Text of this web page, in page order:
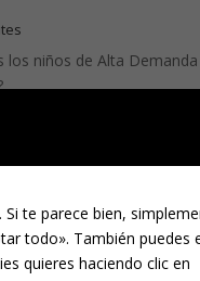
los niños de Alta
los conflictos:
capacidades?
de la A a la Z: la R
te parece bien,
todo». También puedes
quieres haciendo clic en